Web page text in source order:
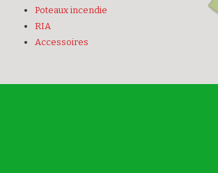
Poteaux incendie
RIA
Accessoires